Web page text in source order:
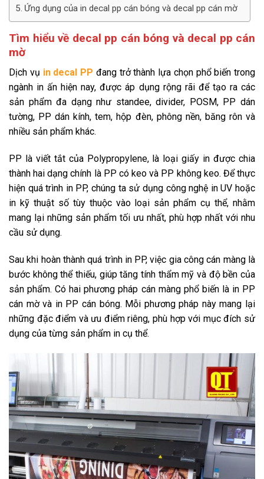
Ứng dụng của in decal pp cán bóng và decal pp cán mờ
Tìm hiểu về decal pp cán bóng và decal pp cán
mờ
Dịch vụ in decal PP đang trở thành lựa chọn phổ biến trong
ngành in ấn hiện nay, được áp dụng rộng rãi để tạo ra các
sản phẩm đa dạng như standee, divider, POSM, PP dán
tường, PP dán kính, tem, hộp đèn, phông nền, băng rôn và
nhiều sản phẩm khác.
PP là viết tắt của Polypropylene, là loại giấy in được chia
thành hai dạng chính là PP có keo và PP không keo. Để thực
hiện quá trình in PP, chúng ta sử dụng công nghệ in UV hoặc
in kỹ thuật số tùy thuộc vào loại sản phẩm cụ thể, nhằm
mang lại những sản phẩm tối ưu nhất, phù hợp nhất với nhu
cầu sử dụng.
Sau khi hoàn thành quá trình in PP, việc gia công cán màng là
bước không thể thiếu, giúp tăng tính thẩm mỹ và độ bền của
sản phẩm. Có hai phương pháp cán màng phổ biến là in PP
cán mờ và in PP cán bóng. Mỗi phương pháp này mang lại
những đặc điểm và ưu điểm riêng, phù hợp với mục đích sử
dụng của từng sản phẩm in cụ thể.